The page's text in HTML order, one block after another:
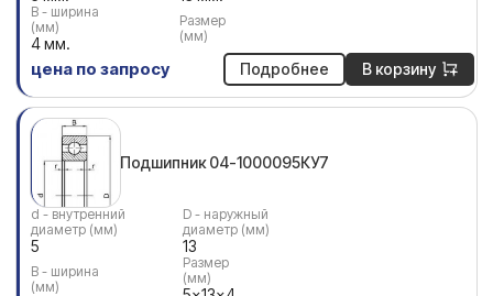
В - ширина
(мм)
4 мм.
Размер
(мм)
цена по запросу Подробнее В корзину
Подшипник 04-1000095КУ7
d - внутренний
диаметр (мм)
5
D - наружный
диаметр (мм)
13
В - ширина
(мм)
Размер
(мм)